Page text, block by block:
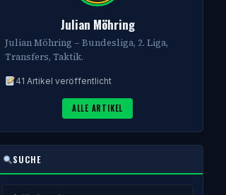
Julian Möhring
Julian Möhring – Bundesliga, 2. Liga,
Transfers, Taktik.
41 Artikel veröffentlicht
ALLE ARTIKEL
SUCHE